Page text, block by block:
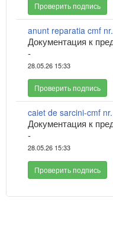
Проверить подпись
anunt reparatia cmf
Документация к
-
28.05.26 15:33
Проверить подпись
caiet de sarcini-cmf
Документация к
-
28.05.26 15:33
Проверить подпись